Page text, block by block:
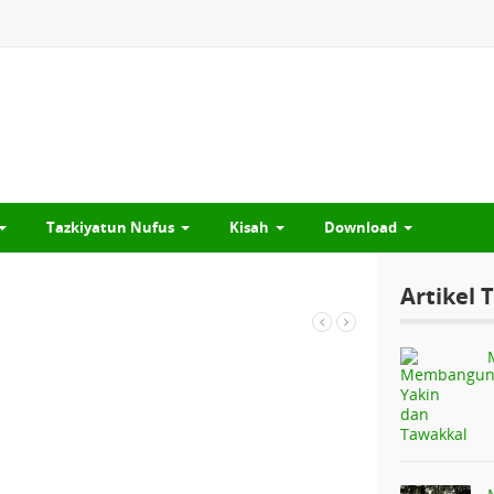
Tazkiyatun Nufus Kisah Download
Artikel